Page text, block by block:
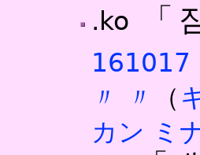
.ko 「
161017
〃
〃 （
カン ミ